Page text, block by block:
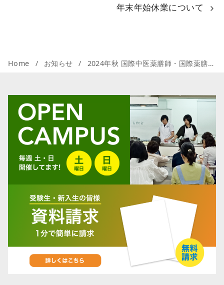
年末年始休業について
Home お知らせ 2024年秋 国際中医薬膳師・国際薬膳調理師 結果発表